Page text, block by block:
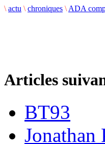
\ actu \ chroniques \ ADA
Articles
BT93
Jonathan